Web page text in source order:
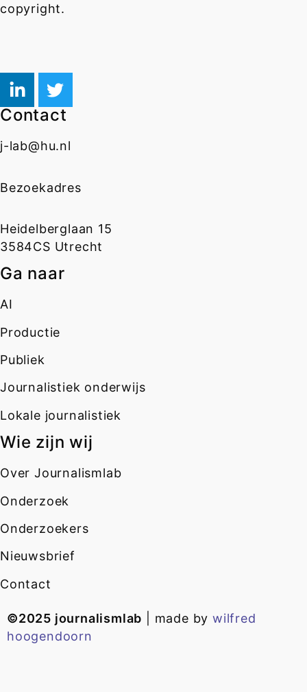
copyright.
Contact
j-lab@hu.nl
Bezoekadres
Heidelberglaan 15
3584CS Utrecht
Ga naar
AI
Productie
Publiek
Journalistiek onderwijs
Lokale journalistiek
Wie zijn wij
Over Journalismlab
Onderzoek
Onderzoekers
Nieuwsbrief
Contact
©2025 journalismlab | made bywilfred
hoogendoorn